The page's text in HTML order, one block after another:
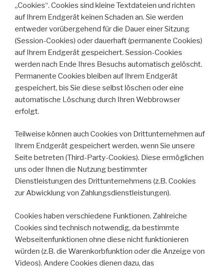
„Cookies“. Cookies sind kleine Textdateien und richten
auf Ihrem Endgerät keinen Schaden an. Sie werden
entweder vorübergehend für die Dauer einer Sitzung
(Session-Cookies) oder dauerhaft (permanente Cookies)
auf Ihrem Endgerät gespeichert. Session-Cookies
werden nach Ende Ihres Besuchs automatisch gelöscht.
Permanente Cookies bleiben auf Ihrem Endgerät
gespeichert, bis Sie diese selbst löschen oder eine
automatische Löschung durch Ihren Webbrowser
erfolgt.
Teilweise können auch Cookies von Drittunternehmen auf
Ihrem Endgerät gespeichert werden, wenn Sie unsere
Seite betreten (Third-Party-Cookies). Diese ermöglichen
uns oder Ihnen die Nutzung bestimmter
Dienstleistungen des Drittunternehmens (z.B. Cookies
zur Abwicklung von Zahlungsdienstleistungen).
Cookies haben verschiedene Funktionen. Zahlreiche
Cookies sind technisch notwendig, da bestimmte
Webseitenfunktionen ohne diese nicht funktionieren
würden (z.B. die Warenkorbfunktion oder die Anzeige von
Videos). Andere Cookies dienen dazu, das